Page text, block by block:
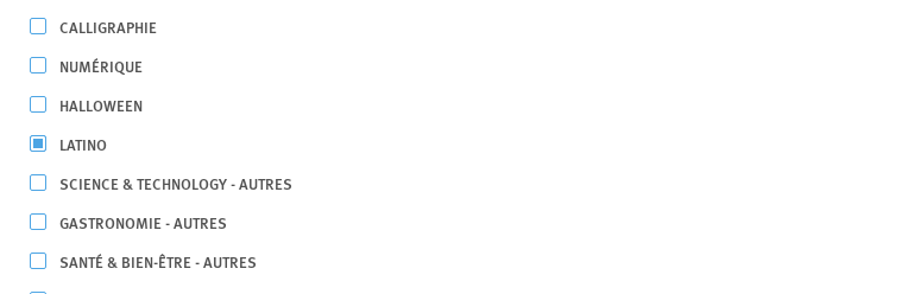
CALLIGRAPHIE
NUMÉRIQUE
HALLOWEEN
LATINO
SCIENCE & TECHNOLOGY - AUTRES
GASTRONOMIE - AUTRES
SANTÉ & BIEN-ÊTRE - AUTRES